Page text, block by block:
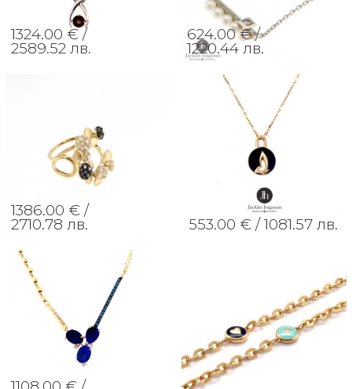
1324.00 € /
2589.52 лв.
624.00 € /
1220.44 лв.
1386.00 € /
2710.78 лв. 553.00 € / 1081.57 лв.